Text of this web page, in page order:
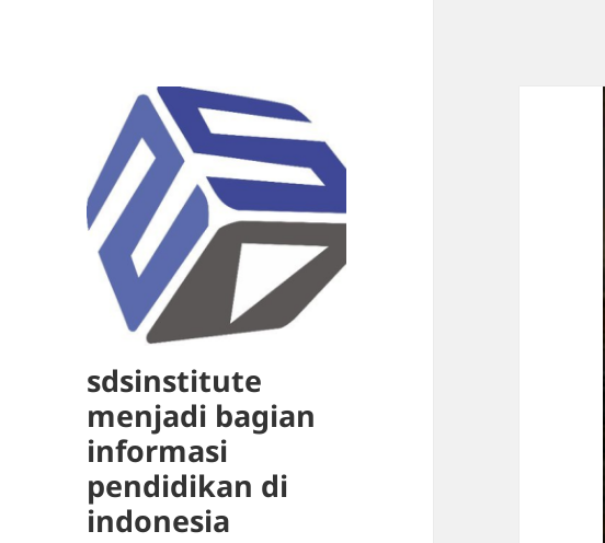
sdsinstitute
menjadi bagian
informasi
pendidikan di
indonesia